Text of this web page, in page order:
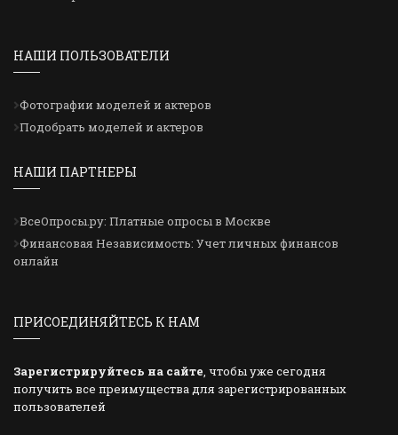
НАШИ ПОЛЬЗОВАТЕЛИ
Фотографии моделей и актеров
Подобрать моделей и актеров
НАШИ ПАРТНЕРЫ
ВсеОпросы.ру: Платные опросы в Москве
Финансовая Независимость: Учет личных финансов
онлайн
ПРИСОЕДИНЯЙТЕСЬ К НАМ
Зарегистрируйтесь на сайте, чтобы уже сегодня
получить все преимущества для зарегистрированных
пользователей